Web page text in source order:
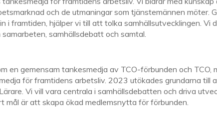
och de utmaningar som tjänstemännen möter.
i framtiden, hjälper vi till att tolka samhällsutvecklingen. Vi
samhällsdebatt och samtal.
en gemensam tankesmedja av TCO-förbunden och TCO,
för framtidens arbetsliv. 2023 utökades grundarna till
Vi vill vara centrala i samhällsdebatten och driva
mål är att skapa ökad medlemsnytta för förbunden.